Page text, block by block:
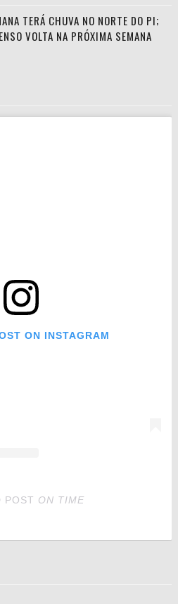
TERÁ CHUVA NO NORTE DO PI;
VOLTA NA PRÓXIMA SEMANA
ON INSTAGRAM
POST ON TIME